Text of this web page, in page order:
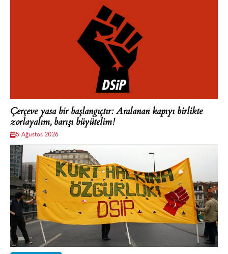
Çerçeve yasa bir başlangıçtır: Aralanan kapıyı birlikte
zorlayalım, barışı büyütelim!
5 Ağustos 2026